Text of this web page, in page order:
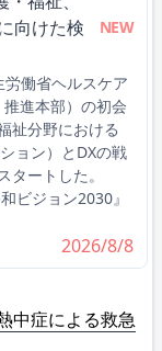
向けた検
NEW
働省ヘルスケア
進本部）の初会
祉分野における
ョン）とDXの戦
タートした。
ビジョン2030』
2026/8/8
中症による救急